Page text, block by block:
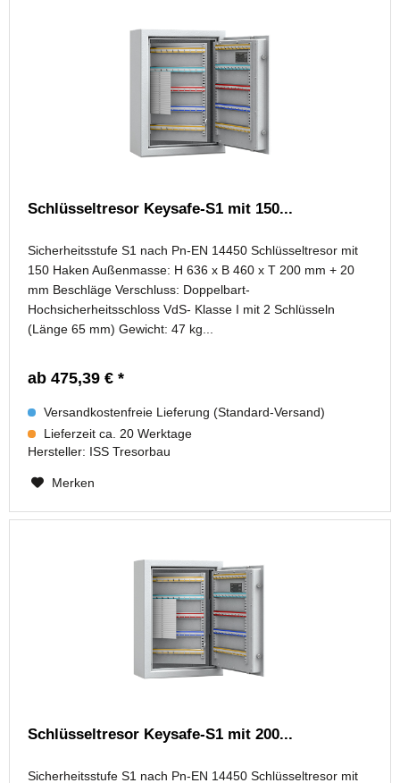
Schlüsseltresor Keysafe-S1 mit 150...
Sicherheitsstufe S1 nach Pn-EN 14450 Schlüsseltresor mit
150 Haken Außenmasse: H 636 x B 460 x T 200 mm + 20
mm Beschläge Verschluss: Doppelbart-
Hochsicherheitsschloss VdS- Klasse I mit 2 Schlüsseln
(Länge 65 mm) Gewicht: 47 kg...
ab 475,39 € *
Versandkostenfreie Lieferung (Standard-Versand)
Lieferzeit ca. 20 Werktage
Hersteller: ISS Tresorbau
Merken
Schlüsseltresor Keysafe-S1 mit 200...
Sicherheitsstufe S1 nach Pn-EN 14450 Schlüsseltresor mit